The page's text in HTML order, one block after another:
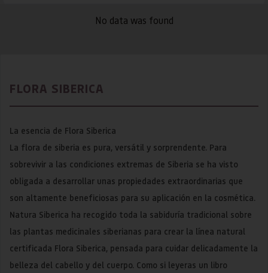
No data was found
FLORA SIBERICA
La esencia de Flora Siberica
La flora de siberia es pura, versátil y sorprendente. Para
sobrevivir a las condiciones extremas de Siberia se ha visto
obligada a desarrollar unas propiedades extraordinarias que
son altamente beneficiosas para su aplicación en la cosmética.
Natura Siberica ha recogido toda la sabiduría tradicional sobre
las plantas medicinales siberianas para crear la línea natural
certificada Flora Siberica, pensada para cuidar delicadamente la
belleza del cabello y del cuerpo. Como si leyeras un libro